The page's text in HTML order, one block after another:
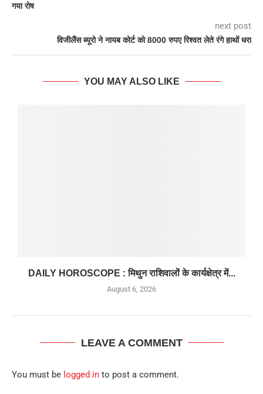
गया रोष
next post
विजीलैंस ब्यूरो ने नायब कोर्ट को 8000 रुपए रिश्वत लेते रंगे हाथों धरा
YOU MAY ALSO LIKE
DAILY HOROSCOPE : मिथुन राशिवालों के कार्यक्षेत्र में...
August 6, 2026
LEAVE A COMMENT
You must be logged in to post a comment.